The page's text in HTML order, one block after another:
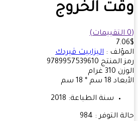
الخروج
:اليزابيث ڤيردك
المنتج9789957539610
310 غرام
18 سم * 18 سم
سنة الطباعة: 2018
التوفر : 984